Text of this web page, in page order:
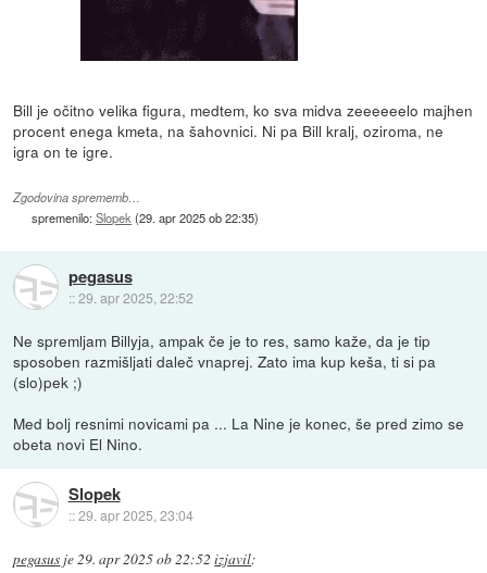
Bill je očitno velika figura, medtem, ko sva midva zeeeeeelo majhen
procent enega kmeta, na šahovnici. Ni pa Bill kralj, oziroma, ne
igra on te igre.
Zgodovina sprememb…
spremenilo:Slopek (29. apr 2025 ob 22:35)
pegasus
::29. apr 2025, 22:52
Ne spremljam Billyja, ampak če je to res, samo kaže, da je tip
sposoben razmišljati daleč vnaprej. Zato ima kup keša, ti si pa
(slo)pek ;)
Med bolj resnimi novicami pa ... La Nine je konec, še pred zimo se
obeta novi El Nino.
Slopek
::29. apr 2025, 23:04
pegasus je 29. apr 2025 ob 22:52 izjavil: